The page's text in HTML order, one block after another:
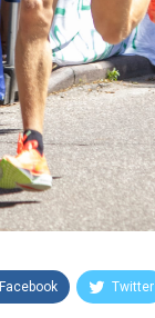
Facebook Twitter